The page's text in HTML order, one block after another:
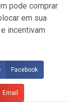
pode comprar
em sua
incentivam
Facebook
Email